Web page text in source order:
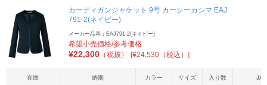
カーディガンジャケット 9号 カーシーカシマ EAJ
791-2(ネイビー)
メーカー品番：EAJ791-2(ネイビー)
希望小売価格/参考価格
¥22,300 （税抜） [¥24,530（税込）]
在庫 納期 カラー サイズ 入り数 JAN